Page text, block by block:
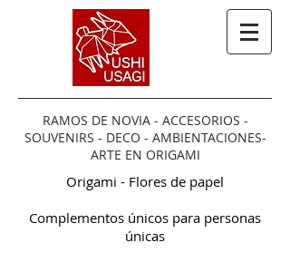
RAMOS DE NOVIA - ACCESORIOS -
SOUVENIRS - DECO - AMBIENTACIONES-
ARTE EN ORIGAMI
Origami - Flores de papel
Complementos únicos para personas
únicas